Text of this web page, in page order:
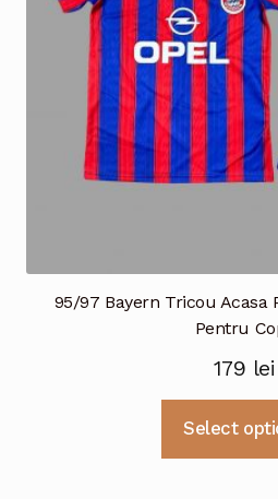
95/97 Bayern Tricou Acasa
Pentru
179 lei
Select